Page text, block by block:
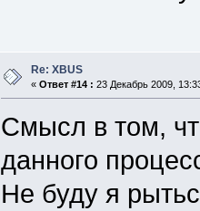
Re: XBUS
« Ответ #14 : 23 Декабрь 2009,
Смысл в том,
данного
Не буду я